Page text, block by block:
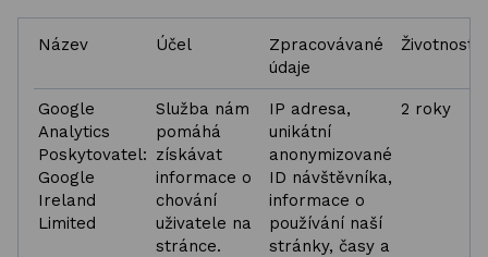
Název Účel
Zpracovávané
údaje
Životnost
Google
Analytics
Poskytovatel:
Google
Ireland
Limited
Služba nám
pomáhá
získávat
informace o
chování
uživatele na
stránce.
IP adresa,
unikátní
anonymizované
ID návštěvníka,
informace o
používání naší
stránky, časy a
2 roky